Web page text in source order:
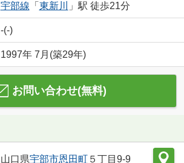
宇部線 「 東新川 」駅 徒歩21分
-(-)
1997年 7月(築29年)
お問い合わせ(無料)
山口県宇部市恩田町５丁目9-9